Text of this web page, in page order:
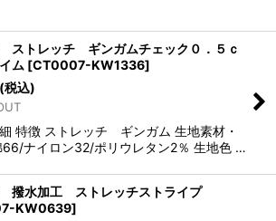
ストレッチ ギンガムチェック０．５ｃ
ム [CT0007-KW1336]
(税込)
特徴 ストレッチ ギンガム 生地素材・
66/ナイロン32/ポリウレタン2％ 生地色 …
撥水加工 ストレッチストライプ
KW0639]